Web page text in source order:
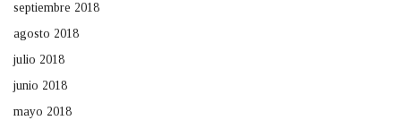
septiembre 2018
agosto 2018
julio 2018
junio 2018
mayo 2018